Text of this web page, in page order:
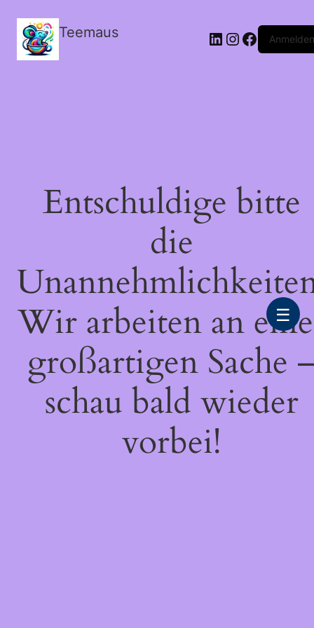
Teemaus LinkedIn
Instagram
FacebookAnmelden
Entschuldige bitte
die
Wir arbeiten an
großartigen Sache
schau bald wieder
vorbei!
☰